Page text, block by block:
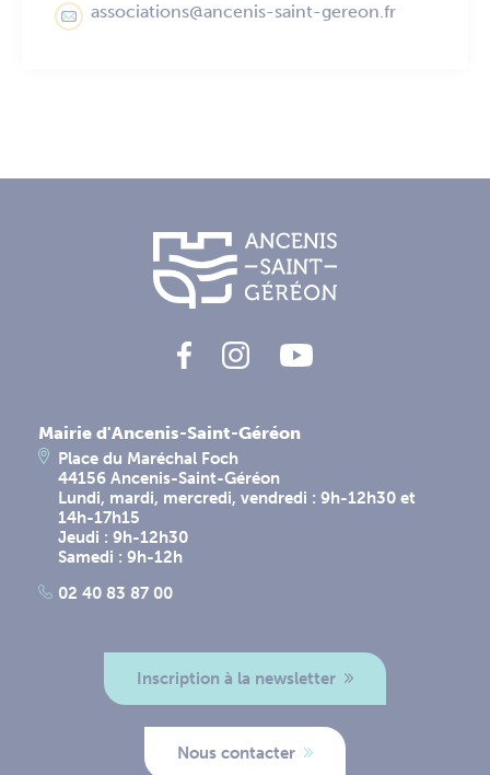
associations@ancenis-saint-gereon.fr
Mairie d'Ancenis-Saint-Géréon
Place du Maréchal Foch
44156 Ancenis-Saint-Géréon
Lundi, mardi, mercredi, vendredi : 9h-12h30 et
14h-17h15
Jeudi : 9h-12h30
Samedi : 9h-12h
02 40 83 87 00
Inscription à la newsletter
Nous contacter